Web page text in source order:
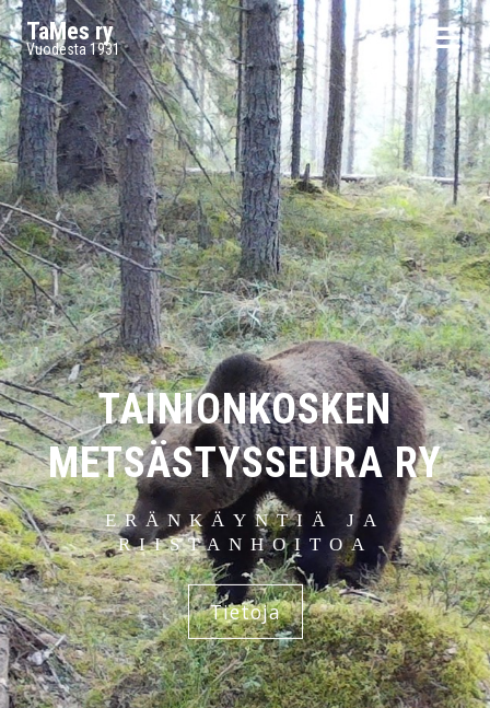
TaMes ry
Vuodesta 1931
TAINIONKOSKEN
METSÄSTYSSEURA RY
ERÄNKÄYNTIÄ JA
RIISTANHOITOA
Tietoja